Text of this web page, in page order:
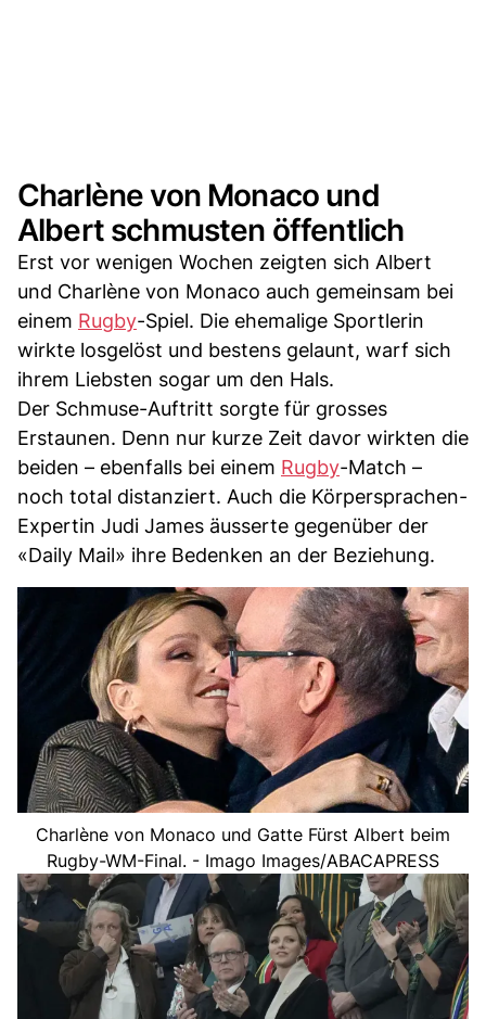
Charlène von Monaco und
Albert schmusten öffentlich
Erst vor wenigen Wochen zeigten sich Albert
und Charlène von Monaco auch gemeinsam bei
einem Rugby-Spiel. Die ehemalige Sportlerin
wirkte losgelöst und bestens gelaunt, warf sich
ihrem Liebsten sogar um den Hals.
Der Schmuse-Auftritt sorgte für grosses
Erstaunen. Denn nur kurze Zeit davor wirkten die
beiden – ebenfalls bei einem Rugby-Match –
noch total distanziert. Auch die Körpersprachen-
Expertin Judi James äusserte gegenüber der
«Daily Mail» ihre Bedenken an der Beziehung.
Charlène von Monaco und Gatte Fürst Albert beim
Rugby-WM-Final. - Imago Images/ABACAPRESS